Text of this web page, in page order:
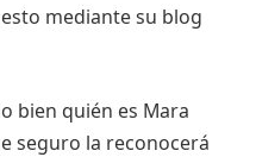
mediante su blog
bien quién es Mara
seguro la reconocerá